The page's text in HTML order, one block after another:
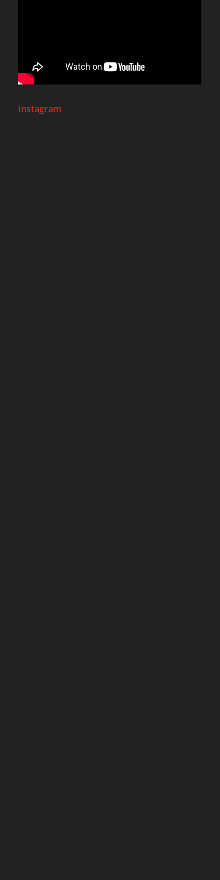
Instagram